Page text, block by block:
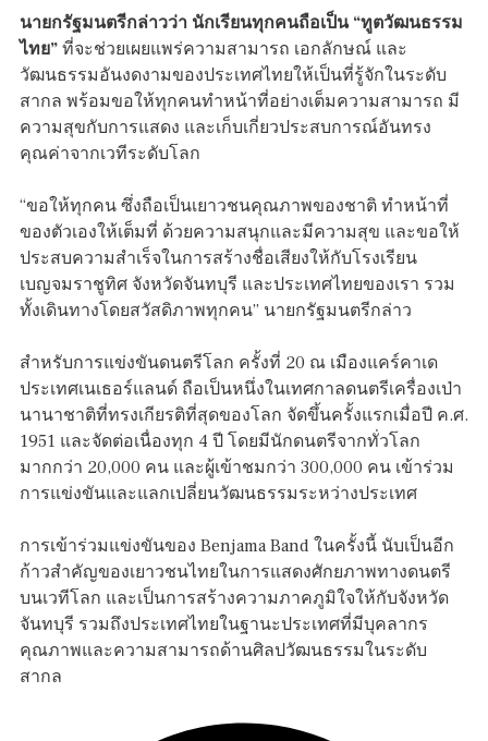
นายกรัฐมนตรีกล่าวว่า นักเรียนทุกคนถือเป็น “ทูตวัฒนธรรม
ไทย” ที่จะช่วยเผยแพร่ความสามารถ เอกลักษณ์ และ
วัฒนธรรมอันงดงามของประเทศไทยให้เป็นที่รู้จักในระดับ
สากล พร้อมขอให้ทุกคนทำหน้าที่อย่างเต็มความสามารถ มี
ความสุขกับการแสดง และเก็บเกี่ยวประสบการณ์อันทรง
คุณค่าจากเวทีระดับโลก
“ขอให้ทุกคน ซึ่งถือเป็นเยาวชนคุณภาพของชาติ ทำหน้าที่
ของตัวเองให้เต็มที่ ด้วยความสนุกและมีความสุข และขอให้
ประสบความสำเร็จในการสร้างชื่อเสียงให้กับโรงเรียน
เบญจมราชูทิศ จังหวัดจันทบุรี และประเทศไทยของเรา รวม
ทั้งเดินทางโดยสวัสดิภาพทุกคน” นายกรัฐมนตรีกล่าว
สำหรับการแข่งขันดนตรีโลก ครั้งที่ 20 ณ เมืองแคร์คาเด
ประเทศเนเธอร์แลนด์ ถือเป็นหนึ่งในเทศกาลดนตรีเครื่องเป่า
นานาชาติที่ทรงเกียรติที่สุดของโลก จัดขึ้นครั้งแรกเมื่อปี ค.ศ.
1951 และจัดต่อเนื่องทุก 4 ปี โดยมีนักดนตรีจากทั่วโลก
มากกว่า 20,000 คน และผู้เข้าชมกว่า 300,000 คน เข้าร่วม
การแข่งขันและแลกเปลี่ยนวัฒนธรรมระหว่างประเทศ
การเข้าร่วมแข่งขันของ Benjama Band ในครั้งนี้ นับเป็นอีก
ก้าวสำคัญของเยาวชนไทยในการแสดงศักยภาพทางดนตรี
บนเวทีโลก และเป็นการสร้างความภาคภูมิใจให้กับจังหวัด
จันทบุรี รวมถึงประเทศไทยในฐานะประเทศที่มีบุคลากร
คุณภาพและความสามารถด้านศิลปวัฒนธรรมในระดับ
สากล